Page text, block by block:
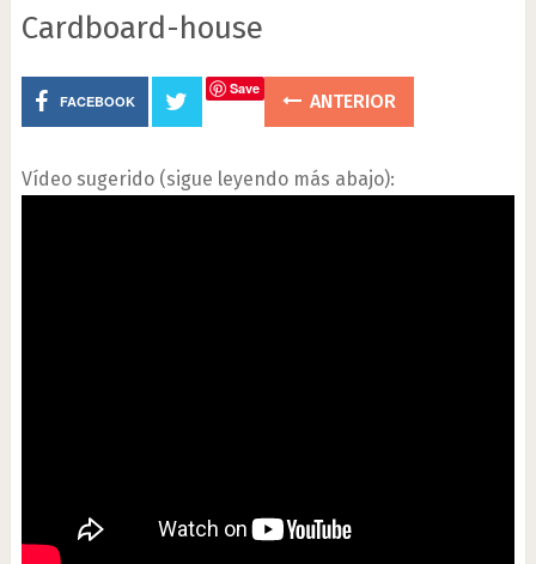
Cardboard-house
FACEBOOK
Save
ANTERIOR
Vídeo sugerido (sigue leyendo más abajo):